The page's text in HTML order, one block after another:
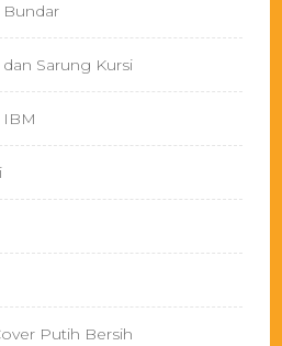
Bundar
Sarung Kursi
IBM
Putih Bersih